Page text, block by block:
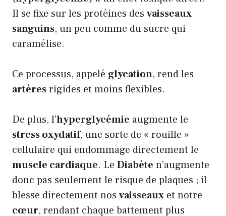
Il se fixe sur les protéines des vaisseaux
sanguins, un peu comme du sucre qui
caramélise.
Ce processus, appelé glycation, rend les
artèresrigides et moins flexibles.
De plus, l’hyperglycémie augmente le
stress oxydatif, une sorte de « rouille »
cellulaire qui endommage directement le
muscle cardiaque. Le Diabète n’augmente
donc pas seulement le risque de plaques ; il
blesse directement nos vaisseaux et notre
cœur, rendant chaque battement plus